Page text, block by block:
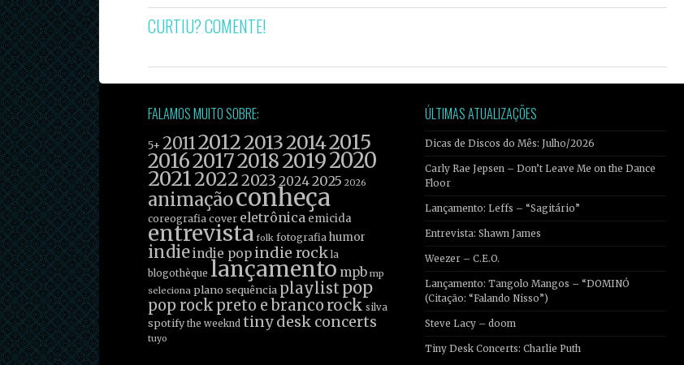
CURTIU? COMENTE!
FALAMOS MUITO SOBRE:
5+ 20112012201320142015
20162017201820192020
202120222023 20242025 2026
animaçãoconheça
coreografia cover eletrônica emicida
entrevista folk fotografia humor
indieindie pop indie rock la
blogothèque lançamento mpb mp
seleciona plano sequência playlist pop
pop rock preto e branco rock silva
spotify the weeknd tiny desk concerts
tuyo
ÚLTIMAS ATUALIZAÇÕES
Dicas de Discos do Mês: Julho/2026
Carly Rae Jepsen – Don’t Leave Me on the Dance
Floor
Lançamento: Leffs – “Sagitário”
Entrevista: Shawn James
Weezer – C.E.O.
Lançamento: Tangolo Mangos – “DOMINÓ
(Citação: “Falando Nisso”)
Steve Lacy – doom
Tiny Desk Concerts: Charlie Puth